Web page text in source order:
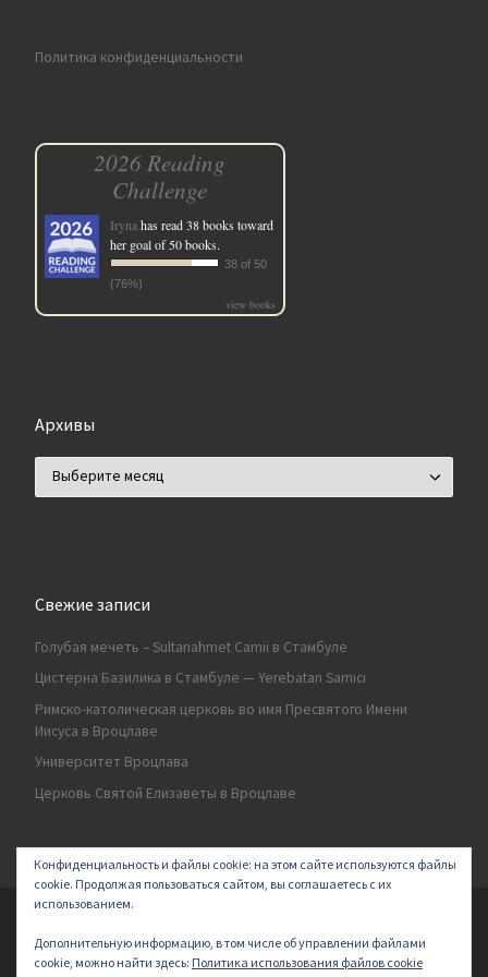
Политика конфиденциальности
2026 Reading
Challenge
Irynahas read 38 books toward
her goal of 50 books.
38 of 50
(76%)
view books
Архивы
Свежие записи
Голубая мечеть – Sultanahmet Camii в Стамбуле
Цистерна Базилика в Стамбуле — Yerebatan Sarnıcı
Римско-католическая церковь во имя Пресвятого Имени
Иисуса в Вроцлаве
Университет Вроцлава
Церковь Святой Елизаветы в Вроцлаве
Designed with Customizr Pro – Powered by
Конфиденциальность и файлы cookie: на этом сайте используются файлы
cookie. Продолжая пользоваться сайтом, вы соглашаетесь с их
использованием.
Дополнительную информацию, в том числе об управлении файлами
cookie, можно найти здесь: Политика использования файлов cookie